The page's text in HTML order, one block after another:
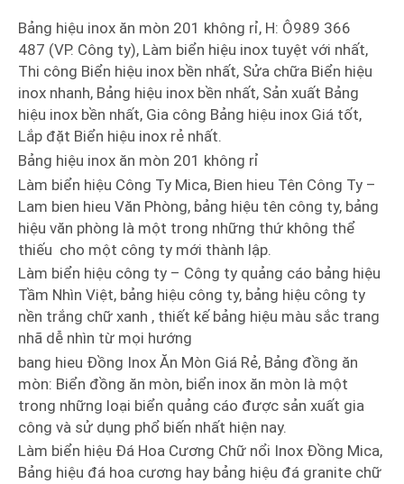
Bảng hiệu inox ăn mòn 201 không rỉ, H: Ô989 366
487 (VP. Công ty), Làm biển hiệu inox tuyệt với nhất,
Thi công Biển hiệu inox bền nhất, Sửa chữa Biển hiệu
inox nhanh, Bảng hiệu inox bền nhất, Sản xuất Bảng
hiệu inox bền nhất, Gia công Bảng hiệu inox Giá tốt,
Lắp đặt Biển hiệu inox rẻ nhất.
Bảng hiệu inox ăn mòn 201 không rỉ
Làm biển hiệu Công Ty Mica, Bien hieu Tên Công Ty –
Lam bien hieu Văn Phòng, bảng hiệu tên công ty, bảng
hiệu văn phòng là một trong những thứ không thể
thiếu cho một công ty mới thành lập.
Làm biển hiệu công ty – Công ty quảng cáo bảng hiệu
Tầm Nhìn Việt, bảng hiệu công ty, bảng hiệu công ty
nền trắng chữ xanh , thiết kế bảng hiệu màu sắc trang
nhã dễ nhìn từ mọi hướng
bang hieu Đồng Inox Ăn Mòn Giá Rẻ, Bảng đồng ăn
mòn: Biển đồng ăn mòn, biển inox ăn mòn là một
trong những loại biển quảng cáo được sản xuất gia
công và sử dụng phổ biến nhất hiện nay.
Làm biển hiệu Đá Hoa Cương Chữ nổi Inox Đồng Mica,
Bảng hiệu đá hoa cương hay bảng hiệu đá granite chữ